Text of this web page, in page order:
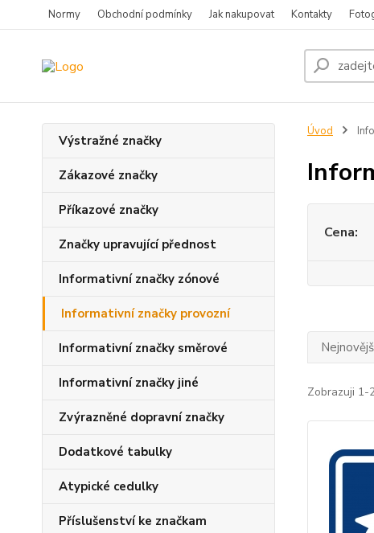
Normy Obchodní podmínky Jak nakupovat Kontakty
Výstražné značky
Zákazové značky
Příkazové značky
Značky upravující přednost
Informativní značky zónové
Informativní značky provozní
Informativní značky směrové
Informativní značky jiné
Zvýrazněné dopravní značky
Dodatkové tabulky
Atypické cedulky
Příslušenství ke značkam
Úvod
Cena:
Zobrazuji 1-